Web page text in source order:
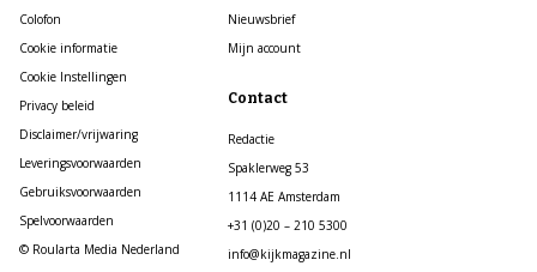
Colofon
Cookie informatie
Cookie Instellingen
Privacy beleid
Disclaimer/vrijwaring
Leveringsvoorwaarden
Gebruiksvoorwaarden
Spelvoorwaarden
© Roularta Media Nederland
Nieuwsbrief
Mijn account
Contact
Redactie
Spaklerweg 53
1114 AE Amsterdam
+31 (0)20 – 210 5300
info@kijkmagazine.nl